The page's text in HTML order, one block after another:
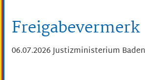
Freigabevermerk
06.07.2026Justizministerium